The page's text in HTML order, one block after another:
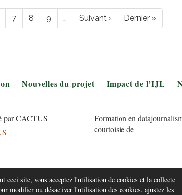
Page
7 Page
8 Page
9 …
Page
suivante
Suivant ›
Dernière
page
Dernier »
Nouvelles du projet Impact de l’IJL
par CACTUS
Formation en
courtoisie de
site, vous acceptez l'utilisation de cookies et la collecte
modifier ou désactiver l'utilisation des cookies, ajustez les